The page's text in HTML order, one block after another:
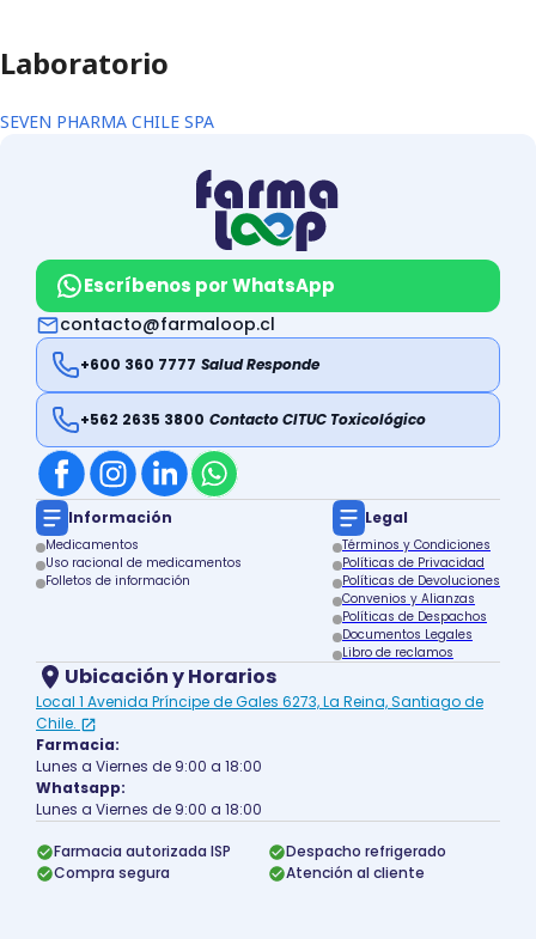
Laboratorio
SEVEN PHARMA CHILE SPA
Escríbenos por WhatsApp
contacto@farmaloop.cl
+600 360 7777 Salud Responde
+562 2635 3800 Contacto CITUC Toxicológico
Información
Medicamentos
Uso racional de medicamentos
Folletos de información
Legal
Términos y Condiciones
Políticas de Privacidad
Políticas de Devoluciones
Convenios y Alianzas
Políticas de Despachos
Documentos Legales
Libro de reclamos
Ubicación y Horarios
Local 1 Avenida Príncipe de Gales 6273, La Reina, Santiago de
Chile.
Farmacia:
Lunes a Viernes de 9:00 a 18:00
Whatsapp:
Lunes a Viernes de 9:00 a 18:00
Farmacia autorizada ISP
Despacho refrigerado
Compra segura
Atención al cliente